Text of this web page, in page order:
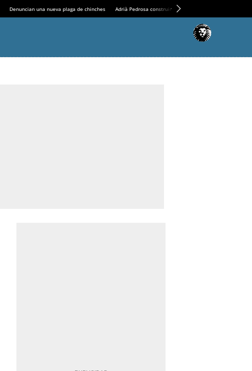
Denuncian una nueva plaga de chinches Adrià Pedrosa construirá la nueva residencia en el